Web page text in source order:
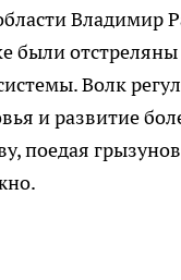
Владимир
были
Волк
и развитие
поедая